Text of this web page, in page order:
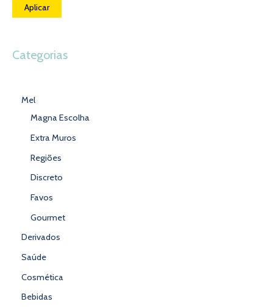
Aplicar
Categorias
Mel
Magna Escolha
Extra Muros
Regiões
Discreto
Favos
Gourmet
Derivados
Saúde
Cosmética
Bebidas